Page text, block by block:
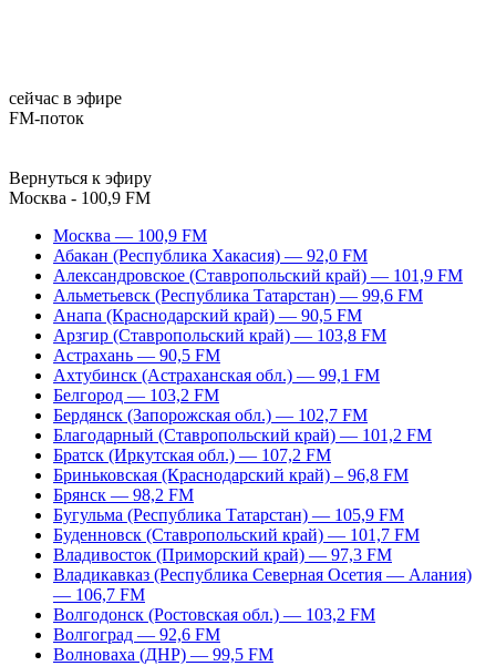
сейчас в эфире
FM-поток
Вернуться к эфиру
Москва - 100,9 FM
Москва — 100,9 FM
Абакан (Республика Хакасия) — 92,0 FM
Александровское (Ставропольский край) — 101,9 FM
Альметьевск (Республика Татарстан) — 99,6 FM
Анапа (Краснодарский край) — 90,5 FM
Арзгир (Ставропольский край) — 103,8 FM
Астрахань — 90,5 FM
Ахтубинск (Астраханская обл.) — 99,1 FM
Белгород — 103,2 FM
Бердянск (Запорожская обл.) — 102,7 FM
Благодарный (Ставропольский край) — 101,2 FM
Братск (Иркутская обл.) — 107,2 FM
Бриньковская (Краснодарский край) – 96,8 FM
Брянск — 98,2 FM
Бугульма (Республика Татарстан) — 105,9 FM
Буденновск (Ставропольский край) — 101,7 FM
Владивосток (Приморский край) — 97,3 FM
Владикавказ (Республика Северная Осетия — Алания)
— 106,7 FM
Волгодонск (Ростовская обл.) — 103,2 FM
Волгоград — 92,6 FM
Волноваха (ДНР) — 99,5 FM